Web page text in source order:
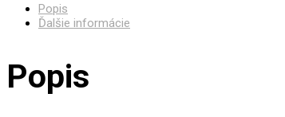
Popis
Ďalšie informácie
Popis